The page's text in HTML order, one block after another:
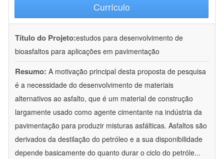
Currículo
Título do Projeto:estudos para desenvolvimento de
bioasfaltos para aplicações em pavimentação
Resumo: A motivação principal desta proposta de pesquisa
é a necessidade do desenvolvimento de materiais
alternativos ao asfalto, que é um material de construção
largamente usado como agente cimentante na indústria da
pavimentação para produzir misturas asfálticas. Asfaltos são
derivados da destilação do petróleo e a sua disponibilidade
depende basicamente do quanto durar o ciclo do petróle...